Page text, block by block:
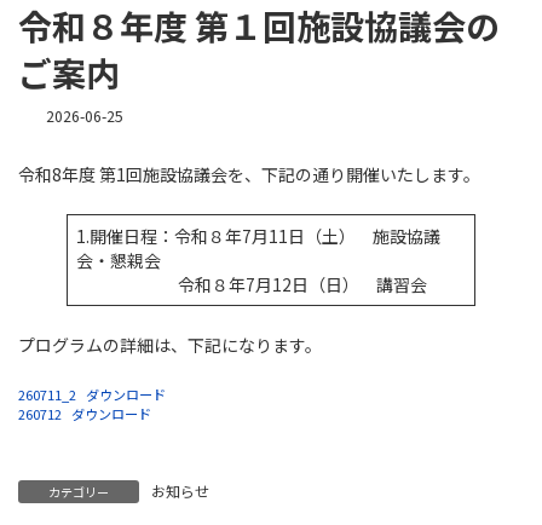
令和８年度 第１回施設協議会の
ご案内
2026-06-25
令和8年度 第1回施設協議会を、下記の通り開催いたします。
1.開催日程：令和８年7月11日（土） 施設協議
会・懇親会
令和８年7月12日（日） 講習会
プログラムの詳細は、下記になります。
260711_2
ダウンロード
260712
ダウンロード
カテゴリー お知らせ